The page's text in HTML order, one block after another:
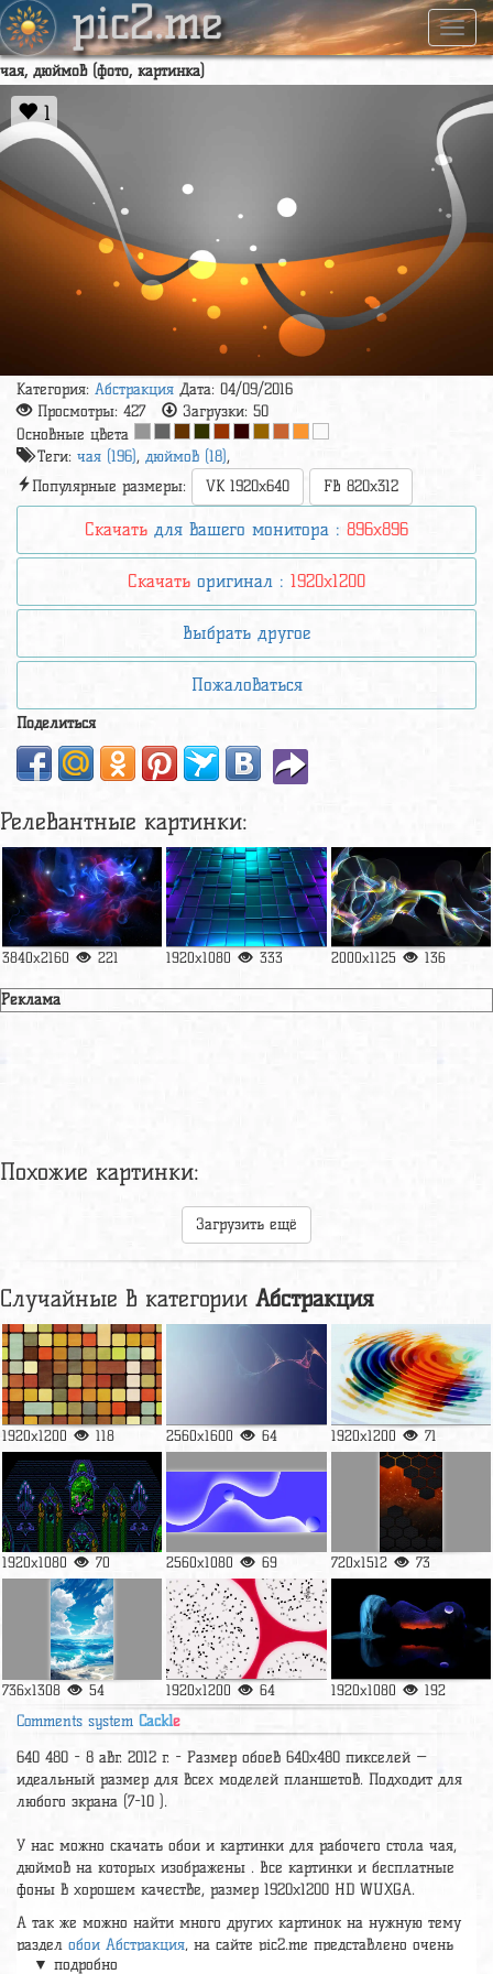
pic2.me
чая, дюймов (фото, картинка)
1
Категория: Абстракция Дата: 04/09/2016
Просмотры: 427 Загрузки: 50
Основные цвета
Теги: чая (196), дюймов (18),
Популярные размеры:
VK 1920x640 FB 820x312
Скачать для вашего монитора : 896x896
Скачать оригинал : 1920x1200
Выбрать другое
Пожаловаться
Поделиться
Релевантные картинки:
3840x2160 221 1920x1080 333 2000x1125 136
Реклама
Похожие картинки:
Загрузить ещё
Случайные в категории Абстракция
1920x1200 118 2560x1600 64 1920x1200 71
1920x1080 70 2560x1080 69 720x1512 73
736x1308 54 1920x1200 64 1920x1080 192
Comments system Cackle
640 480 - 8 авг. 2012 г. - Размер обоев 640х480 пикселей —
идеальный размер для всех моделей планшетов. Подходит для
любого экрана (7-10 ).
У нас можно скачать обои и картинки для рабочего стола чая,
дюймов на которых изображены . Все картинки и бесплатные
фоны в хорошем качестве, размер 1920x1200 HD WUXGA.
А так же можно найти много других картинок на нужную тему
раздел обои Абстракция, на сайте pic2.me представлено очень
большое количество красивых широкоформатных картинок, фото
▼ подробно